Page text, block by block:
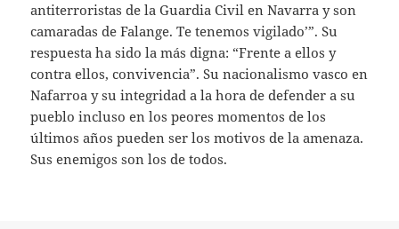
antiterroristas de la Guardia Civil en Navarra y son
camaradas de Falange. Te tenemos vigilado’”. Su
respuesta ha sido la más digna: “Frente a ellos y
contra ellos, convivencia”. Su nacionalismo vasco en
Nafarroa y su integridad a la hora de defender a su
pueblo incluso en los peores momentos de los
últimos años pueden ser los motivos de la amenaza.
Sus enemigos son los de todos.